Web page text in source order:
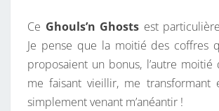
Ce Ghouls’n Ghosts est
Je pense que la moitié des coffres
proposaient un bonus, l’autre moitié
me faisant vieillir, me transformant
simplement venant m’anéantir !